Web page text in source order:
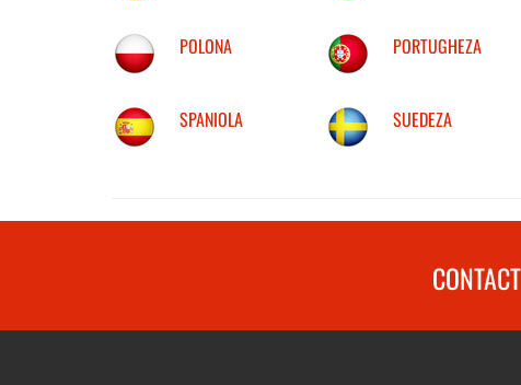
POLONA PORTUGHEZA
SPANIOLA SUEDEZA